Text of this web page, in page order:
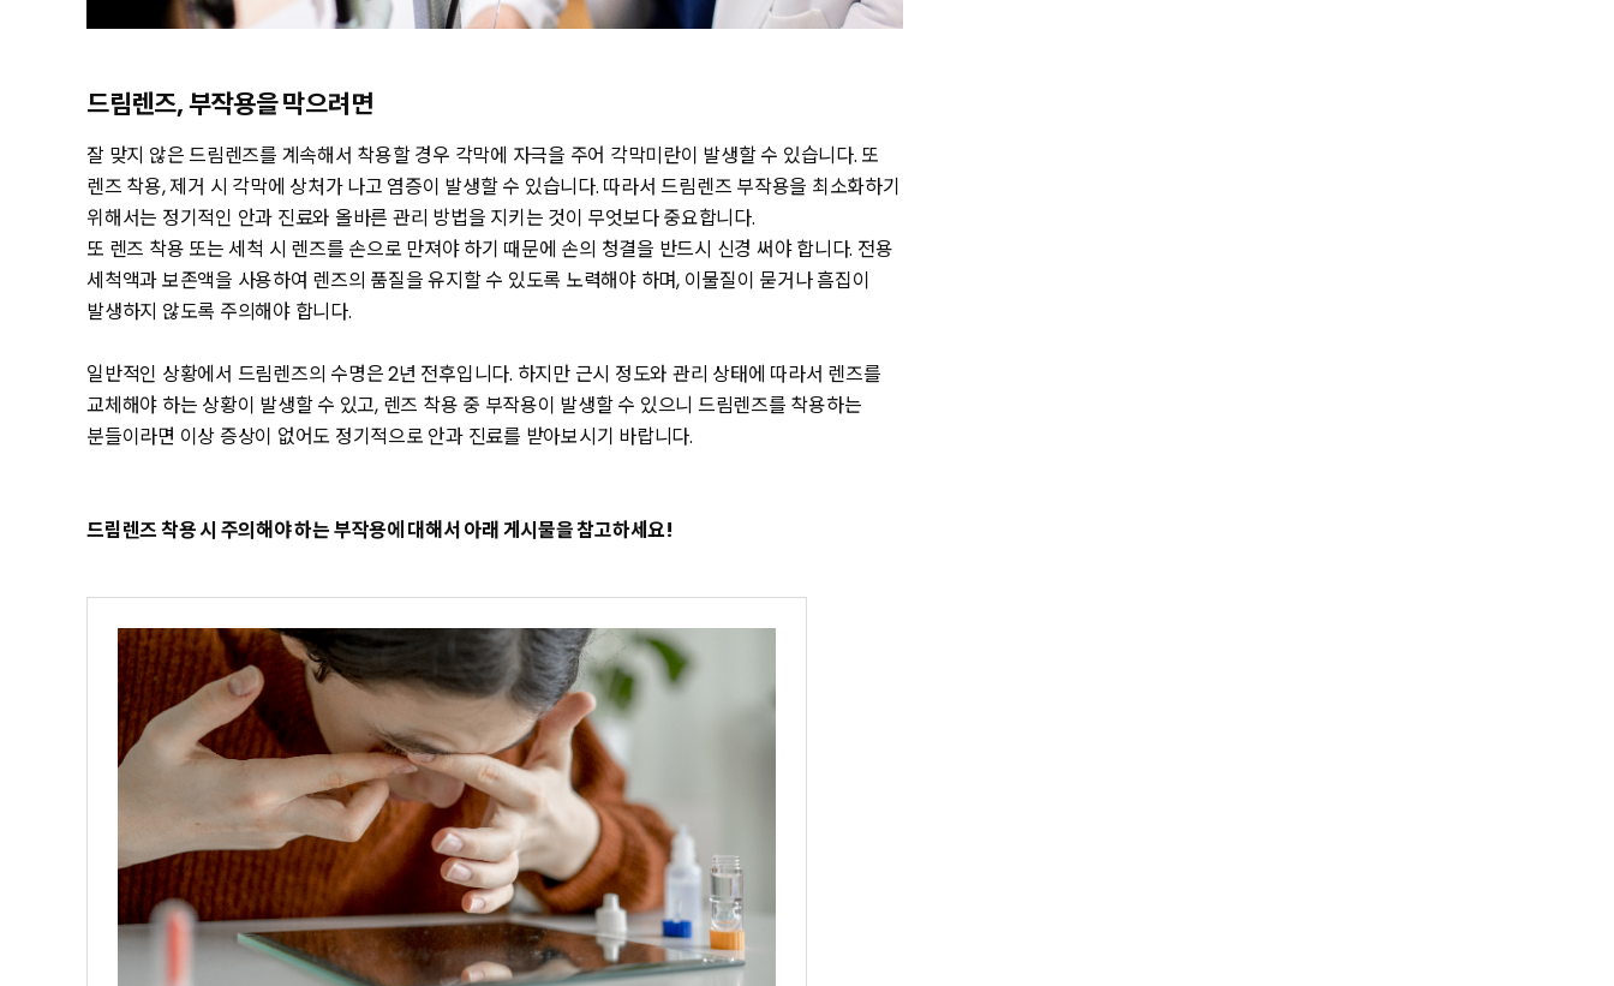
드림렌즈, 부작용을 막으려면
잘 맞지 않은 드림렌즈를 계속해서 착용할 경우 각막에 자극을 주어 각막미란이 발생할 수 있습니다. 또
렌즈 착용, 제거 시 각막에 상처가 나고 염증이 발생할 수 있습니다. 따라서 드림렌즈 부작용을 최소화하기
위해서는 정기적인 안과 진료와 올바른 관리 방법을 지키는 것이 무엇보다 중요합니다.
또 렌즈 착용 또는 세척 시 렌즈를 손으로 만져야 하기 때문에 손의 청결을 반드시 신경 써야 합니다. 전용
세척액과 보존액을 사용하여 렌즈의 품질을 유지할 수 있도록 노력해야 하며, 이물질이 묻거나 흠집이
발생하지 않도록 주의해야 합니다.
일반적인 상황에서 드림렌즈의 수명은 2년 전후입니다. 하지만 근시 정도와 관리 상태에 따라서 렌즈를
교체해야 하는 상황이 발생할 수 있고, 렌즈 착용 중 부작용이 발생할 수 있으니 드림렌즈를 착용하는
분들이라면 이상 증상이 없어도 정기적으로 안과 진료를 받아보시기 바랍니다.
드림렌즈 착용 시 주의해야 하는 부작용에 대해서 아래 게시물을 참고하세요!